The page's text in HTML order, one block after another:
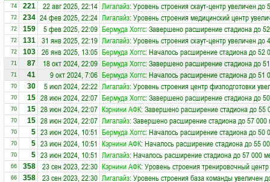
74 221 22 авг 2025, 22:14 Лигалайз: Уровень строения скаут-центр увеличен до
72 234 24 фев 2025, 22:24 Лигалайз: Уровень строения медицинский центр
72 159 5 фев 2025, 22:09 Бермуда Хоггс: Завершено расширение стадиона до
72 131 31 янв 2025, 22:19 Лигалайз: Уровень строения скаут-центр увеличен до
72 103 26 янв 2025, 13:05 Бермуда Хоггс: Началось расширение стадиона до 52
71 87 18 окт 2024, 22:09 Бермуда Хоггс: Завершено расширение стадиона до
71 41 9 окт 2024, 7:06 Бермуда Хоггс: Началось расширение стадиона до 51
70 30 5 июл 2024, 22:22 Лигалайз: Уровень строения центр физподготовки
70 15 28 июн 2024, 22:07 Бермуда Хоггс: Завершено расширение стадиона до
70 15 28 июн 2024, 22:07 Кэрнини АФК: Завершено расширение стадиона до 55
70 15 28 июн 2024, 22:07 Лигалайз: Завершено расширение стадиона до 57 000
70 5 23 июн 2024, 10:51 Бермуда Хоггс: Началось расширение стадиона до 50
70 5 23 июн 2024, 10:51 Кэрнини АФК: Началось расширение стадиона до 55
70 5 23 июн 2024, 10:51 Лигалайз: Началось расширение стадиона до 57 000
66 358 23 сен 2023, 22:30 Кэрнини АФК: Уровень строения тренировочный
66 358 23 сен 2023, 22:30 Лигалайз: Уровень строения база команды увеличен